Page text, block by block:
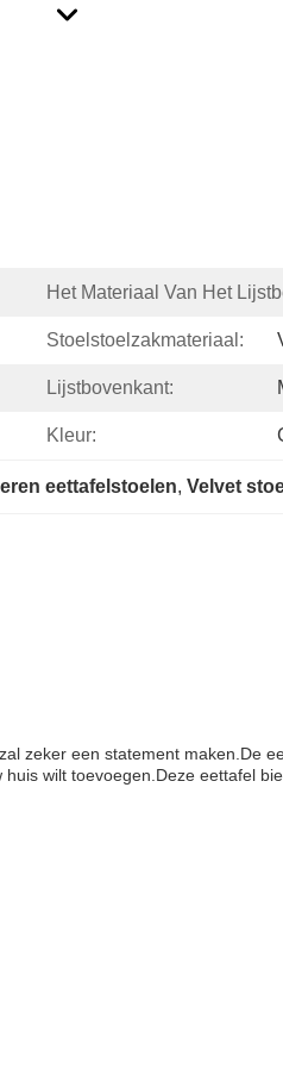
Het Materiaal Van Het
Stoelstoelzakmateriaal:
Lijstbovenkant:
Kleur:
eettafelstoelen, Velvet
zeker een statement maken.De
wilt toevoegen.Deze eettafel